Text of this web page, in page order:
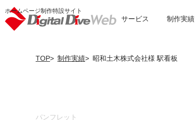
ホームページ制作特設サイト
サービス 制作実績
TOP 制作実績 昭和土木株式会社様 駅看板
パンフレット